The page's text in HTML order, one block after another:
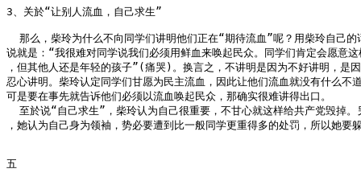
3、关於“让别人流血，自己求生”
那么，柴玲为什么不向同学们讲明他们正在“期待流血”呢？用柴玲自己的
说就是：“我很难对同学说我们必须用鲜血来唤起民众。同学们肯定会愿意这
，但其他人还是年轻的孩子”(痛哭)。换言之，不讲明是因为不好讲明，是
忍心讲明。柴玲认定同学们甘愿为民主流血，因此让他们流血就没有什么不
可是要在事先就告诉他们必须以流血唤起民众，那确实很难讲得出口。
至於说“自己求生”，柴玲认为自己很重要，不甘心就这样给共产党毁掉。
，她认为自己身为领袖，势必要遭到比一般同学更重得多的处罚，所以她要
五